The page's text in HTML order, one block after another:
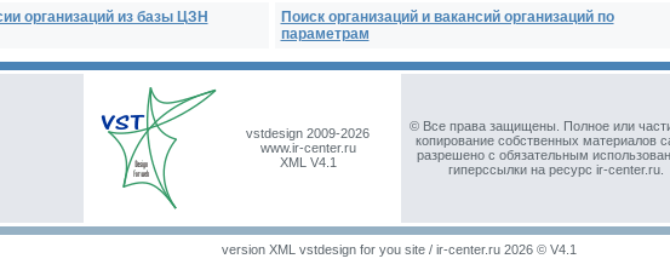
организаций из базы ЦЗН
Поиск организаций и вакансий организаций по
параметрам
vstdesign 2009-2026
www.ir-center.ru
XML V4.1
© Все права защищены. Полное или
копирование собственных материалов
разрешено с обязательным
гиперссылки на ресурс ir-center.ru.
version XML vstdesign for you site / ir-center.ru 2026 © V4.1